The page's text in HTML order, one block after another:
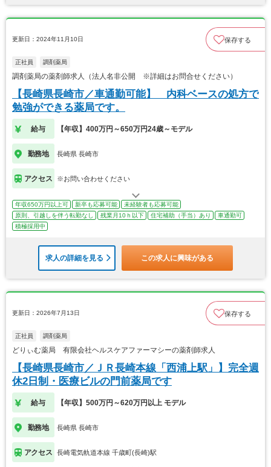
更新日：2024年11月10日 保存する
正社員 調剤薬局
調剤薬局の薬剤師求人（法人名非公開 ※詳細はお問合せください）
【長崎県長崎市／車通勤可能】 内科ベースの処方で
勉強ができる薬局です。
給与 【年収】400万円～650万円24歳～モデル
勤務地 長崎県 長崎市
アクセス ※お問い合わせください
年収650万円以上可 新卒も応募可能
未経験者も応募可能
原則、引越しを伴う転勤なし
残業月10ｈ以下 住宅補助（手当）あり
車通勤可
積極採用中
求人の詳細を見る この求人に興味がある
更新日：2026年7月13日 保存する
正社員 調剤薬局
どりぃむ薬局 有限会社ヘルスケアファーマシーの薬剤師求人
【長崎県長崎市／ＪＲ長崎本線「西浦上駅」】完全週
休2日制・医療ビルの門前薬局です
給与 【年収】500万円～620万円以上 モデル
勤務地 長崎県 長崎市
アクセス 長崎電気軌道本線 千歳町(長崎)駅